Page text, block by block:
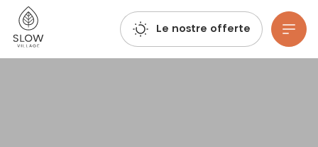
Respirate, immaginate, prenotate: le prenotazioni per l'estate 2027 sono già aperte!
Le nostre offerte